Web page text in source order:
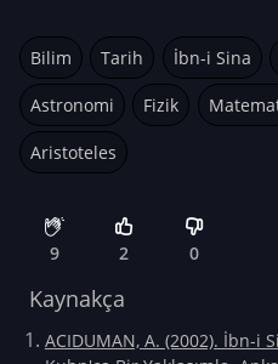
Bilim Tarih İbn-i Sina
Astronomi Fizik
Aristoteles
9 2 0
Kaynakça
ACIDUMAN, A. (2002). İbn-i